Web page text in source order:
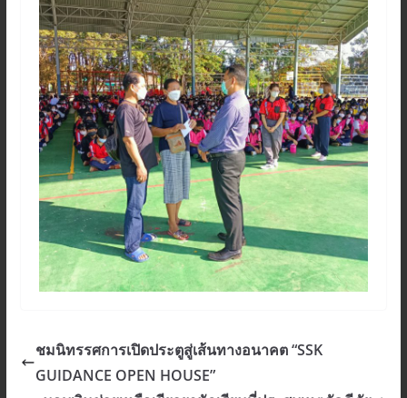
ชมนิทรรศการเปิดประตูสู่เส้นทางอนาคต “SSK
GUIDANCE OPEN HOUSE”